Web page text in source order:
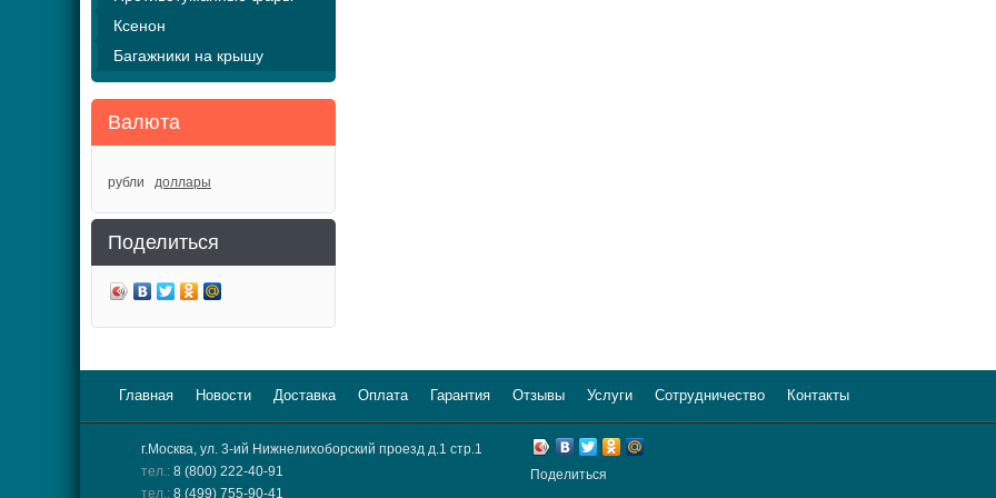
Ксенон
Багажники на крышу
Валюта
рубли доллары
Поделиться
Главная Новости Доставка Оплата Гарантия Отзывы Услуги Сотрудничество Контакты
г.Москва, ул. 3-ий Нижнелихоборский проезд д.1 стр.1
тел.: 8 (800) 222-40-91
тел.: 8 (499) 755-90-41
Поделиться